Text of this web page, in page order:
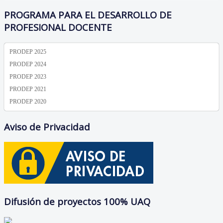
PROGRAMA PARA EL DESARROLLO DE
PROFESIONAL DOCENTE
PRODEP 2025
PRODEP 2024
PRODEP 2023
PRODEP 2021
PRODEP 2020
Aviso de Privacidad
Difusión de proyectos 100% UAQ